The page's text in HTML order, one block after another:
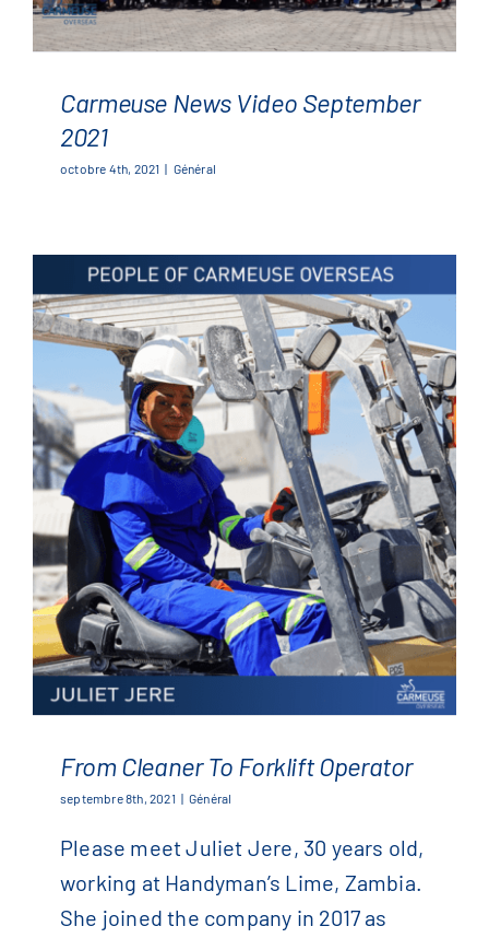
Carmeuse News Video
Carmeuse News Video September
2021
octobre 4th, 2021 | Général
From Cleaner To Forklift Operator
septembre 8th, 2021 | Général
Please meet Juliet Jere, 30 years old,
working at Handyman’s Lime, Zambia.
She joined the company in 2017 as